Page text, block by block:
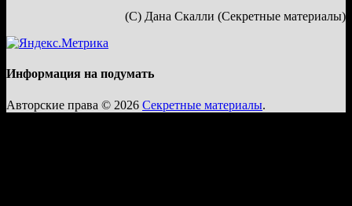
(С) Дана Скалли (Секретные материалы)
Информация на подумать
Авторские права © 2026 Секретные материалы.